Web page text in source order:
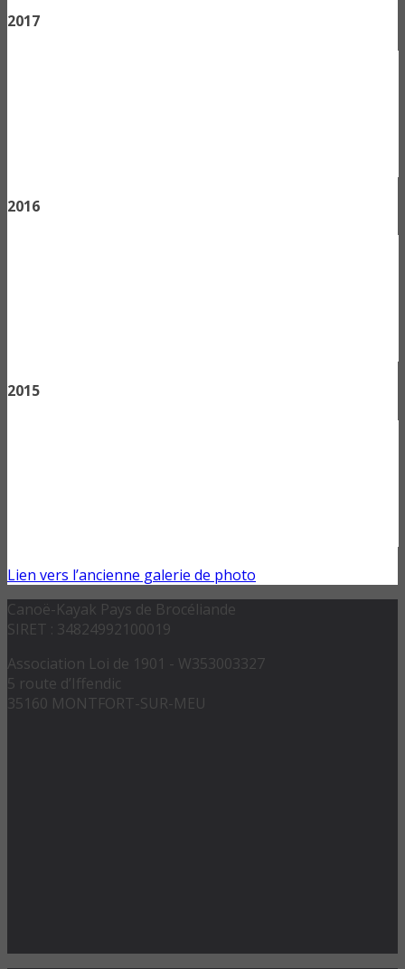
2017
2016
2015
Lien vers l’ancienne galerie de photo
Canoë-Kayak Pays de Brocéliande
SIRET : 34824992100019
Association Loi de 1901 - W353003327
5 route d’Iffendic
35160 MONTFORT-SUR-MEU